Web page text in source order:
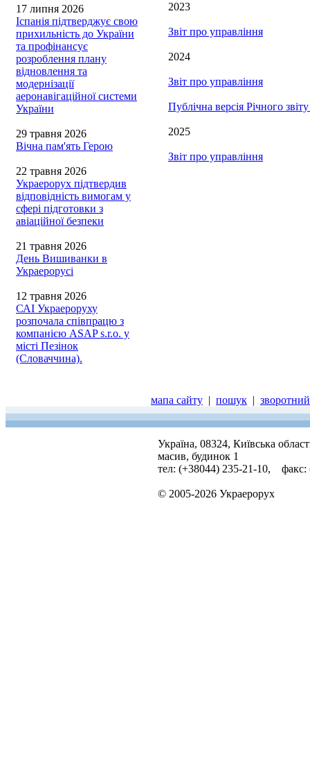
17 липня 2026
Іспанія підтверджує свою
прихильність до України
та профінансує
розроблення плану
відновлення та
модернізації
аеронавігаційної системи
України
29 травня 2026
Вічна пам'ять Герою
22 травня 2026
Украерорух підтвердив
відповідність вимогам у
сфері підготовки з
авіаційної безпеки
21 травня 2026
День Вишиванки в
Украерорусі
12 травня 2026
САІ Украероруху
розпочала співпрацю з
компанією ASAP s.r.o. у
місті Пезінок
(Словаччина).
2023
Звіт про управління
2024
Звіт про управління
Публічна версія Річного
2025
Звіт про управління
мапа сайту | пошук |
Україна, 08324, Київська
масив, будинок 1
тел: (+38044) 235-21-10, факс:
© 2005-2026 Украерорух